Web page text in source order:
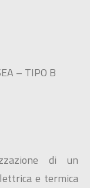
– TIPO B
di un
e termica